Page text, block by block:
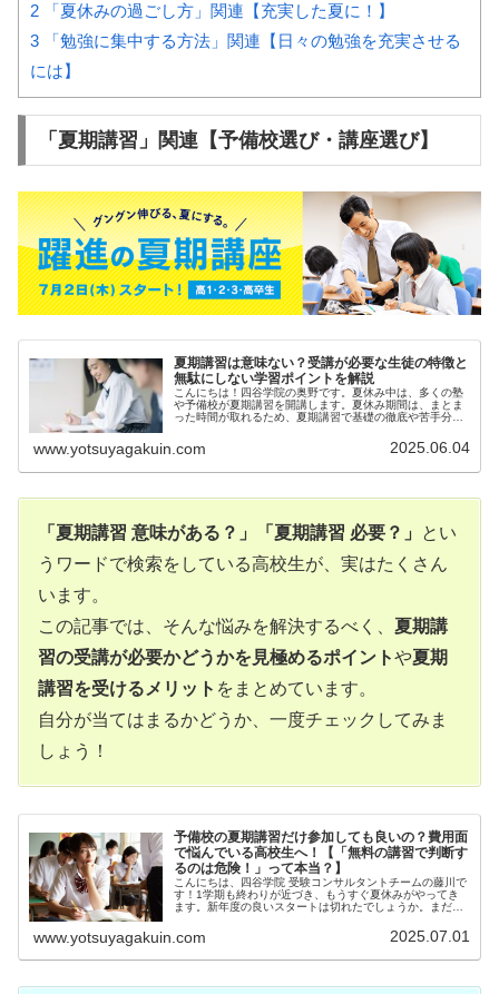
2 「夏休みの過ごし方」関連【充実した夏に！】
3 「勉強に集中する方法」関連【日々の勉強を充実させる
には】
「夏期講習」関連【予備校選び・講座選び】
夏期講習は意味ない？受講が必要な生徒の特徴と
無駄にしない学習ポイントを解説
こんにちは！四谷学院の奥野です。夏休み中は、多くの塾
や予備校が夏期講習を開講します。夏休み期間は、まとま
った時間が取れるため、夏期講習で基礎の徹底や苦手分野
www.yotsuyagakuin.com 2025.06.04
「夏期講習 意味がある？」「夏期講習 必要？」
とい
うワードで検索をしている高校生が、実はたくさん
います。
この記事では、そんな悩みを解決するべく、 夏期講
習の受講が必要かどうかを見極めるポイントや夏期
講習を受けるメリット をまとめています。
自分が当てはまるかどうか、一度チェックしてみま
しょう！
予備校の夏期講習だけ参加しても良いの？費用面
で悩んでいる高校生へ！【「無料の講習で判断す
るのは危険！」って本当？】
こんにちは、四谷学院 受験コンサルタントチームの藤川で
す！1学期も終わりが近づき、もうすぐ夏休みがやってき
ます。新年度の良いスタートは切れたでしょうか。まだ予
www.yotsuyagakuin.com 2025.07.01